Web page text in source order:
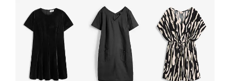
PRIDAŤ DO KOŠÍKA
Prstene, 8 kusov, rôzne dizajny
11,99 €